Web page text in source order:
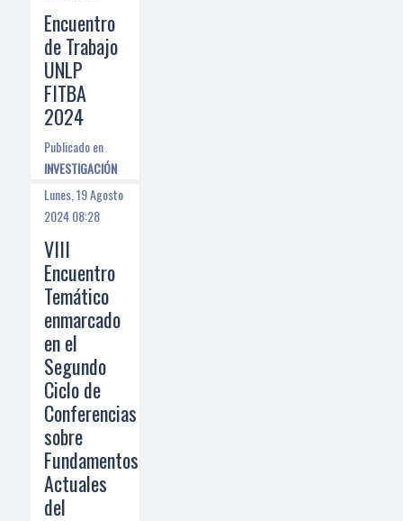
Encuentro
de Trabajo
UNLP
FITBA
2024
Publicado en
INVESTIGACIÓN
Lunes, 19 Agosto
2024 08:28
VIII
Encuentro
Temático
enmarcado
en el
Segundo
Ciclo de
Conferencias
sobre
Fundamentos
Actuales
del